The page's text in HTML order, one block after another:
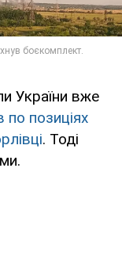
України вже
по позиціях
. Тоді